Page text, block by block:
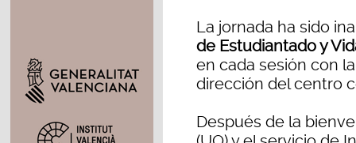
La jornada ha sido
de Estudiantado y
en cada sesión con
dirección del centro
Después de la